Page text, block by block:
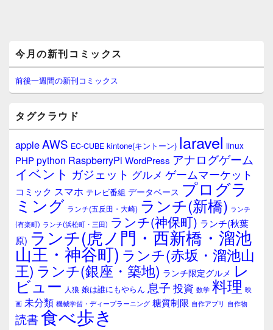
イ
ン
サ
イ
ウ
ィ
ジ
ェ
ア
今月の新刊コミックス
前後一週間の新刊コミックス
タグクラウド
appleAWS EC-CUBE kintone(キントーン) laravel linux
PHPpython RaspberryPi WordPress アナログゲーム
イベント ガジェット グルメ ゲームマーケット
コミック スマホ テレビ番組 データベース プログラ
ミング ランチ(五反田・大崎) ランチ(新橋) ランチ
(有楽町) ランチ(浜松町・三田) ランチ(神保町) ランチ(秋葉
原) ランチ(虎ノ門・西新橋・溜池
山王・神谷町) ランチ(赤坂・溜池山
王) ランチ(銀座・築地) ランチ限定グルメ レ
ビュー 人狼 娘は誰にもやらん 息子 投資 数学 料理 映
画 未分類 機械学習・ディープラーニング 糖質制限 自作アプリ 自作物
読書食べ歩き